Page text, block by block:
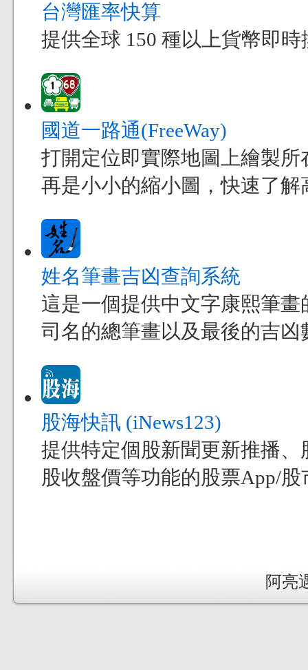
台灣匯率快算
提供全球 150 種以上貨幣即
國道一路通(FreeWay)
打開定位即實際地圖上繪製
再是小小的縮小圖，快速了
姓名筆畫吉凶查詢系統
這是一個提供中文字康熙筆
司名的總筆畫以及最後的吉
股海快訊 (iNews123)
提供特定個股新聞更新推播
股收盤價等功能的股票App/股
阿亮